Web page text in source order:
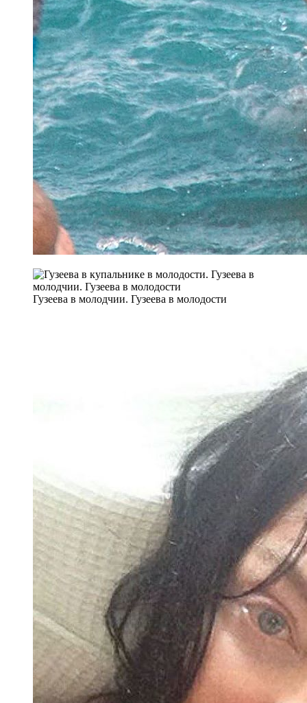
Гузеева в молодчии. Гузеева в молодости